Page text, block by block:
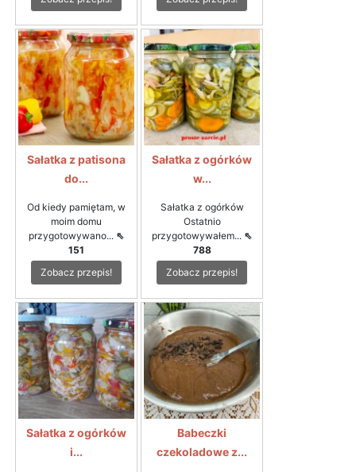
Sałatka z patisona
do...
Od kiedy pamiętam, w
moim domu
przygotowywano... ⇖
151
Zobacz przepis!
Sałatka z ogórków
w...
Sałatka z ogórków
Ostatnio
przygotowywałem... ⇖
788
Zobacz przepis!
Sałatka z ogórków
i...
Babeczki
czekoladowe z...